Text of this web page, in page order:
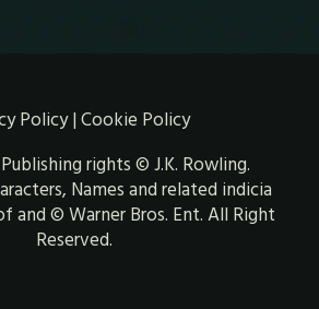
Policy| Cookie Policy
rights © J.K. Rowling.
Names and related indicia
and © Warner Bros. Ent. All Right
Reserved.